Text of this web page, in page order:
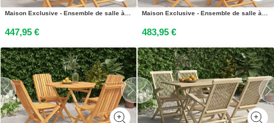
Maison Exclusive - Ensemble de salle à manger de jardin 5 pièces en teck massif
447,95 €
Maison Exclusive - Ensemble de salle à manger de jardin 5 pièces en teck massif
483,95 €